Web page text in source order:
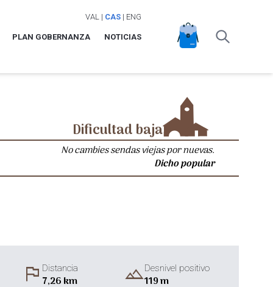
VAL | CAS| ENG
PLAN GOBERNANZA NOTICIAS
Dificultad baja
No cambies sendas viejas por nuevas.
Dicho popular
flag Distancia
7,26 km landscapeDesnivel positivo
119 m